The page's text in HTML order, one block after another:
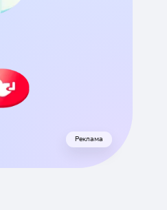
Реклама